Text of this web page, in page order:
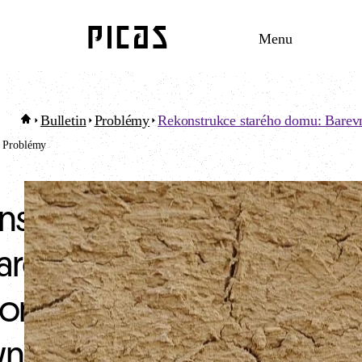
Menu
Bulletin Problémy Rekonstrukce starého domu:
Problémy